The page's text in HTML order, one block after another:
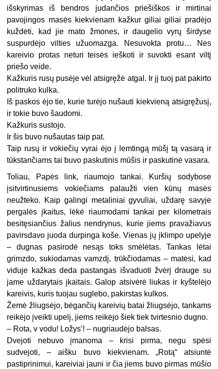
išskyrimas iš bendros judančios priešiškos ir mirtinai
pavojingos masės kiekvienam kažkur giliai giliai pradėjo
kuždėti, kad jie mato žmones, ir daugelio vyrų širdyse
suspurdėjo vilties užuomazga. Nesuvokta protu… Nes
kareivio protas neturi teisės ieškoti ir suvokti esant viltį
priešo veide.
Kažkuris rusų pusėje vėl atsigręžė atgal. Ir jį tuoj pat pakirto
politruko kulka.
Iš paskos ėjo tie, kurie turėjo nušauti kiekvieną atsigręžusį,
ir tokie buvo šaudomi.
Kažkuris sustojo.
Ir šis buvo nušautas taip pat.
Taip rusų ir vokiečių vyrai ėjo į lemtingą mūšį tą vasarą ir
tūkstančiams tai buvo paskutinis mūšis ir paskutinė vasara.
Toliau, Papės link, riaumojo tankai. Kuršių sodybose
įsitvirtinusiems vokiečiams palaužti vien kūnų masės
neužteko. Kaip galingi metaliniai gyvuliai, uždarę savyje
pergalės įkaitus, lėkė riaumodami tankai per kilometrais
besitęsiančius žalius nendrynus, kurie jiems pravažiavus
pavirsdavo juoda durpinga koše. Vienas jų įklimpo upelyje
– dugnas pasirodė nesąs toks smėlėtas. Tankas lėtai
grimzdo, sukiodamas vamzdį, trūkčiodamas – matėsi, kad
viduje kažkas deda pastangas išvaduoti žvėrį drauge su
jame uždarytais įkaitais. Galop atsivėrė liukas ir kyštelėjo
kareivis, kuris tuojau suglebo, pakirstas kulkos.
Žemė žliugsėjo, bėgančių kareivių batai žliugsėjo, tankams
reikėjo įveikti upelį, jiems reikėjo šiek tiek tvirtesnio dugno.
– Rota, v vodu! Ložys’! – nugriaudėjo balsas.
Dvejoti nebuvo įmanoma – krisi pirma, negu spėsi
sudvejoti, – aišku buvo kiekvienam. „Rotą“ atsiuntė
pastiprinimui, kareiviai jauni ir čia jiems buvo pirmas mūšio